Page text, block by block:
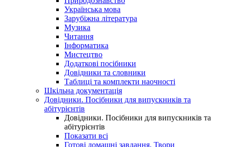
Українська мова
Зарубіжна література
Музика
Читання
Інформатика
Мистецтво
Додаткові посібники
Довідники та словники
Таблиці та комплекти наочності
Шкільна документація
Довідники. Посібники для випускників та
абітурієнтів
Довідники. Посібники для випускників та
абітурієнтів
Показати всі
Готові домашні завдання. Твори